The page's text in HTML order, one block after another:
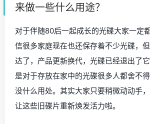
3、之后用刷子再涂上一层鲜艳的颜色。
家中有很多废旧的碟片，这些